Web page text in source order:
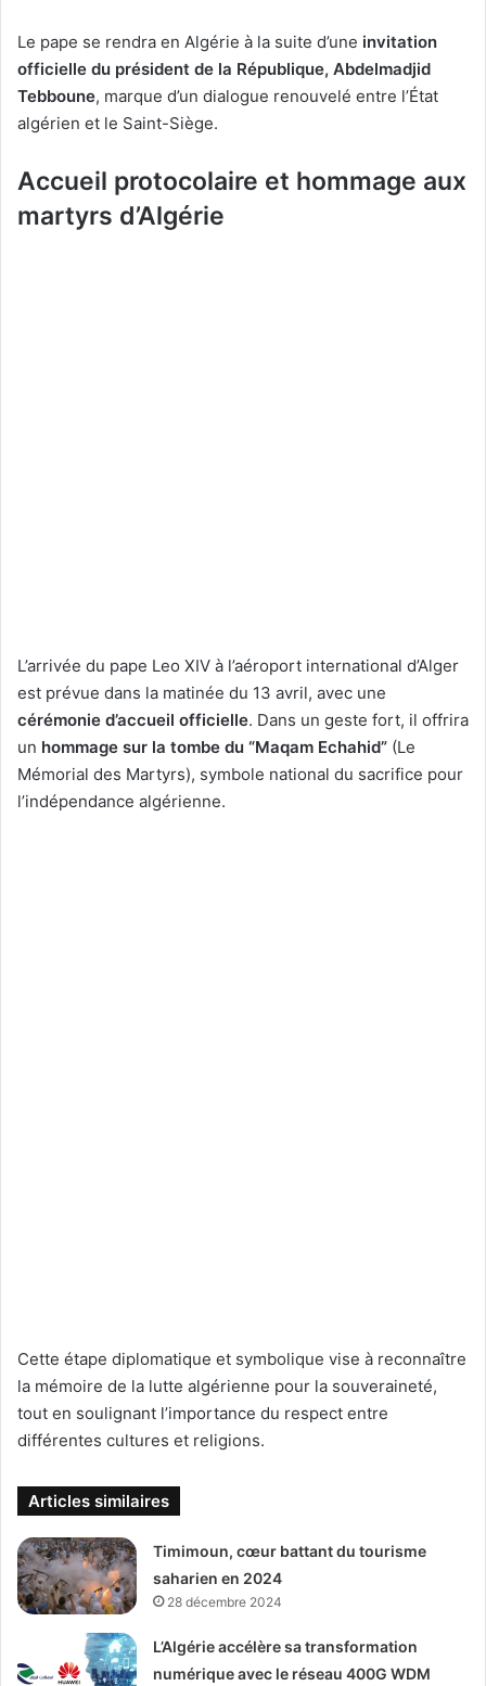
Le pape se rendra en Algérie à la suite d’une invitation
officielle du président de la République, Abdelmadjid
Tebboune, marque d’un dialogue renouvelé entre l’État
algérien et le Saint-Siège.
Accueil protocolaire et hommage aux
martyrs d’Algérie
L’arrivée du pape Leo XIV à l’aéroport international d’Alger
est prévue dans la matinée du 13 avril, avec une
cérémonie d’accueil officielle. Dans un geste fort, il offrira
un hommage sur la tombe du “Maqam Echahid” (Le
Mémorial des Martyrs), symbole national du sacrifice pour
l’indépendance algérienne.
Cette étape diplomatique et symbolique vise à reconnaître
la mémoire de la lutte algérienne pour la souveraineté,
tout en soulignant l’importance du respect entre
différentes cultures et religions.
Articles similaires
Timimoun, cœur battant du tourisme
saharien en 2024
28 décembre 2024
L’Algérie accélère sa transformation
numérique avec le réseau 400G WDM